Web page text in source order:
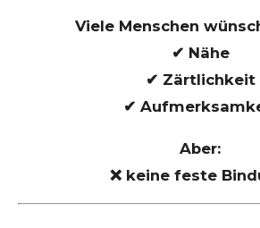
Viele Menschen
✔ Nähe
✔ Zärtlichkeit
✔
Aber:
❌ keine feste